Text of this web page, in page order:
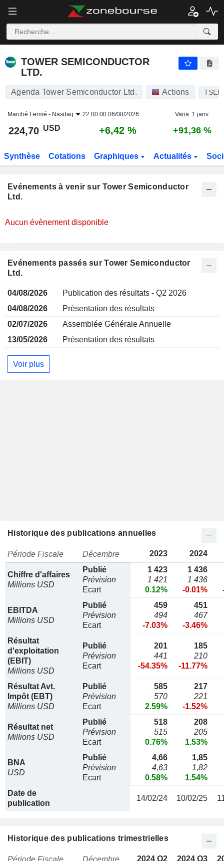
TOWER SEMICONDUCTOR LTD.
TOWER SEMICONDUCTOR
LTD.
Agenda Tower Semiconductor Ltd. Actions TSEM
Marché Fermé - Nasdaq 22:00:00 06/08/2026 Varia. 1 janv.
224,70 USD +6,42 % +91,36 %
Synthèse Cotations Graphiques Actualités
Evénements à venir sur Tower Semiconductor
Ltd.
Aucun évènement disponible
Evénements passés sur Tower Semiconductor
Ltd.
04/08/2026
Publication des résultats - Q2 2026
04/08/2026
Présentation des résultats
02/07/2026
Assemblée Générale Annuelle
13/05/2026
Présentation des résultats
Voir plus
Historique des publications annuelles
Période Fiscale Décembre 2023 2024
Chiffre d'affaires
Millions USD
Publié
Prévision
Ecart
1 423
1 421
0.12%
1 436
1 436
-0.01%
EBITDA
Millions USD
Publié
Prévision
Ecart
459
494
-7.03%
451
467
-3.46%
Résultat
d'exploitation
(EBIT)
Millions USD
Publié
Prévision
Ecart
201
441
-54.35%
185
210
-11.77%
Résultat Avt.
Impôt (EBT)
Millions USD
Publié
Prévision
Ecart
585
570
2.59%
217
221
-1.52%
Résultat net
Millions USD
Publié
Prévision
Ecart
518
515
0.76%
208
205
1.53%
BNA
USD
Publié
Prévision
Ecart
4,66
4,63
0.58%
1,85
1,82
1.54%
Date de
publication
14/02/24 10/02/25
Historique des publications trimestrielles
2024 Q2 2024 Q3